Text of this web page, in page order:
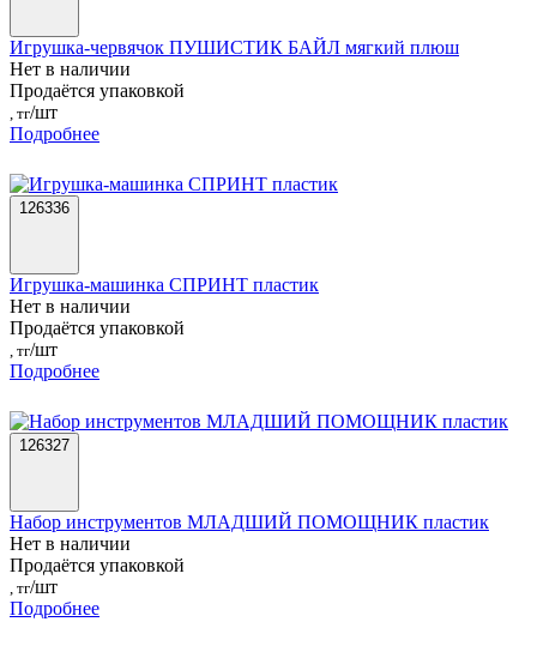
Игрушка-червячок ПУШИСТИК БАЙЛ мягкий плюш
Нет в наличии
Продаётся упаковкой
, тг/шт
Подробнее
126336
Игрушка-машинка СПРИНТ пластик
Нет в наличии
Продаётся упаковкой
, тг/шт
Подробнее
126327
Набор инструментов МЛАДШИЙ ПОМОЩНИК пластик
Нет в наличии
Продаётся упаковкой
, тг/шт
Подробнее